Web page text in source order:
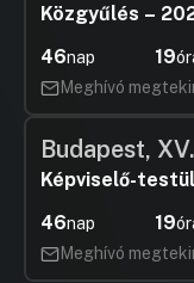
Közgyűlés –
46nap 19
Meghívó
Budapest,
Képviselő-
46nap 19
Meghívó